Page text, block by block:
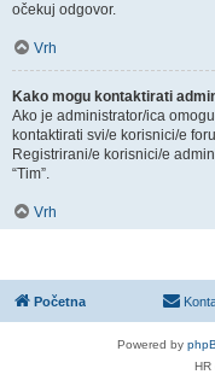
očekuj odgovor.
Vrh
Kako mogu kontaktirati
Ako je administrator/ica
kontaktirati svi/e korisnici/e
Registrirani/e korisnici/e
“Tim”.
Vrh
Početna
Powered by
HR